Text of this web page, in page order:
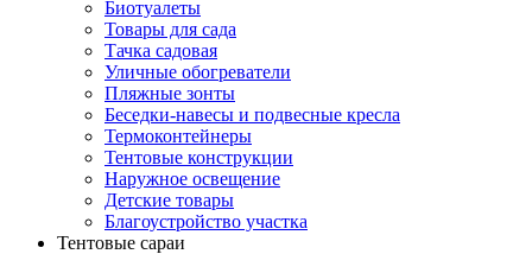
Биотуалеты
Товары для сада
Тачка садовая
Уличные обогреватели
Пляжные зонты
Беседки-навесы и подвесные кресла
Термоконтейнеры
Тентовые конструкции
Наружное освещение
Детские товары
Благоустройство участка
Тентовые сараи